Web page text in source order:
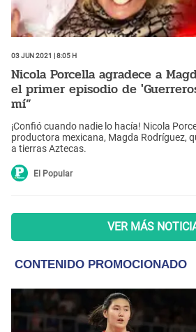
03 Jun 2021 | 8:05 h
Nicola Porcella agradece a
el primer episodio de
mí”
¡Confió cuando nadie lo hacía! Nicola
productora mexicana, Magda Rodríguez,
a tierras Aztecas.
El Popular
VER MÁS